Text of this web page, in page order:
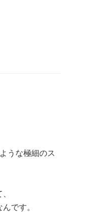
うな極細のス
です。